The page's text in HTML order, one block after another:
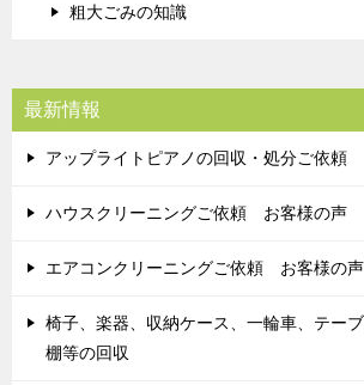
粗大ごみの知識
最新情報
アップライトピアノの回収・処分ご依頼
ハウスクリーニングご依頼 お客様の声
エアコンクリーニングご依頼 お客様の声
椅子、楽器、収納ケース、一輪車、テー
棚等の回収